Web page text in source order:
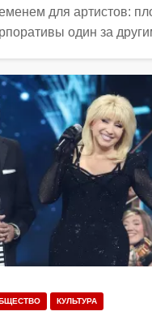
для артистов:
один за
КУЛЬТУРА